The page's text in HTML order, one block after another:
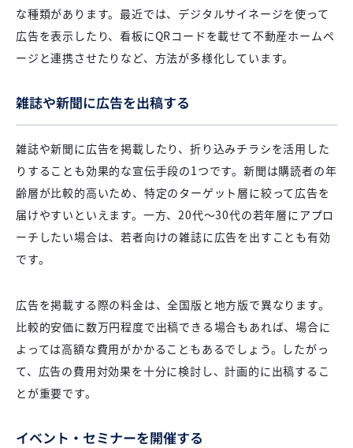
な種類があります。最近では、デジタルサイネージを使って
広告を表示したり、看板にQRコードを載せて不動産ホームペ
ージと連携させたりなど、方法が多様化しています。
雑誌や新聞に広告を出稿する
雑誌や新聞に広告を掲載したり、折り込みチラシを活用した
りすることも効果的な宣伝手段の1つです。新聞は購読者の年
齢層が比較的高いため、特定のターゲット層に絞って広告を
届けやすいといえます。一方、20代～30代の若年層にアプロ
ーチしたい場合は、若者向けの雑誌に広告を出すことも有効
です。
広告を掲載する際の料金は、全国版と地方版で異なります。
比較的安価に数万円程度で出稿できる場合もあれば、場合に
よっては高額な費用がかかることもあるでしょう。したがっ
て、広告の費用対効果を十分に検討し、計画的に出稿するこ
とが重要です。
イベント・セミナーを開催する